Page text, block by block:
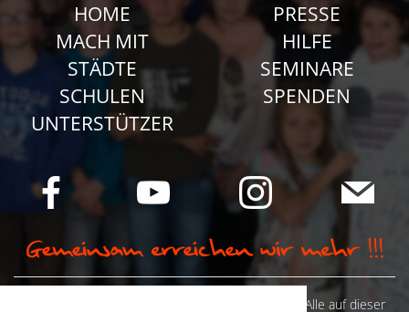
HOME
MACH MIT
STÄDTE
SCHULEN
UNTERSTÜTZER
PRESSE
HILFE
SEMINARE
SPENDEN
© Camp Stahl e.V. 2026 alle Rechte vorbehalten: Alle auf dieser